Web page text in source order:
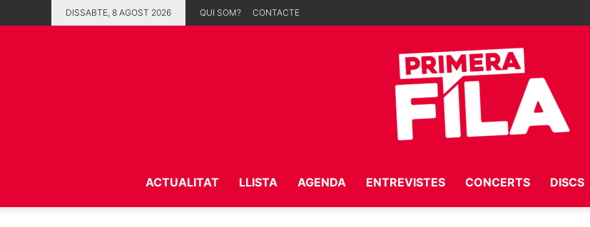
DISSABTE, 8 AGOST 2026 QUI SOM? CONTACTE
ACTUALITAT LLISTA AGENDA ENTREVISTES CONCERTS DISCS